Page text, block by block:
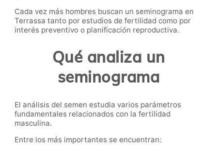
Cada vez más hombres buscan un seminograma en
Terrassa tanto por estudios de fertilidad como por
interés preventivo o planificación reproductiva.
Qué analiza un
seminograma
El análisis del semen estudia varios parámetros
fundamentales relacionados con la fertilidad
masculina.
Entre los más importantes se encuentran: